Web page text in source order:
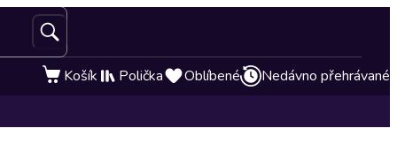
Košík Polička Oblíbené Nedávno přehrávané